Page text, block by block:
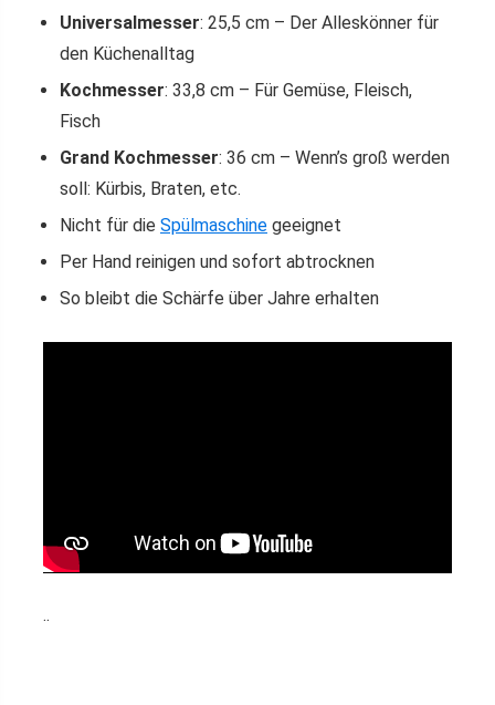
Universalmesser: 25,5 cm – Der Alleskönner für
den Küchenalltag
Kochmesser: 33,8 cm – Für Gemüse, Fleisch,
Fisch
Grand Kochmesser: 36 cm – Wenn’s groß werden
soll: Kürbis, Braten, etc.
Nicht für die Spülmaschine geeignet
Per Hand reinigen und sofort abtrocknen
So bleibt die Schärfe über Jahre erhalten
..